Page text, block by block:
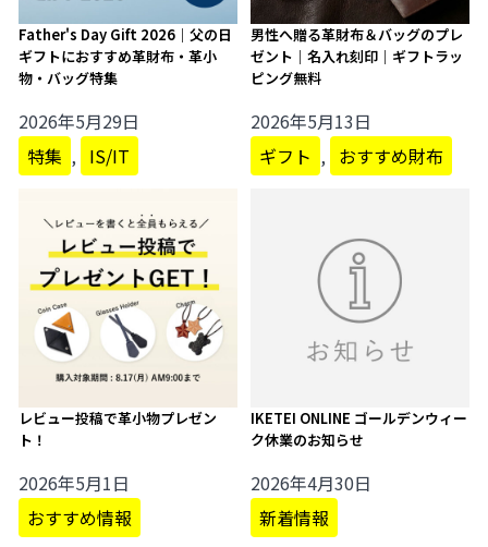
Father's Day Gift 2026｜父の日
ギフトにおすすめ革財布・革小
物・バッグ特集
2026年5月29日
特集 , IS/IT
男性へ贈る革財布＆バッグのプレ
ゼント｜名入れ刻印｜ギフトラッ
ピング無料
2026年5月13日
ギフト , おすすめ財布
レビュー投稿で革小物プレゼン
ト！
2026年5月1日
おすすめ情報
IKETEI ONLINE ゴールデンウィー
ク休業のお知らせ
2026年4月30日
新着情報